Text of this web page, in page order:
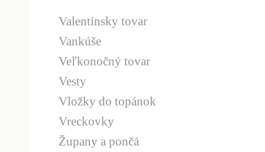
Valentínsky tovar
Vankúše
Veľkonočný tovar
Vesty
Vložky do topánok
Vreckovky
Župany a pončá